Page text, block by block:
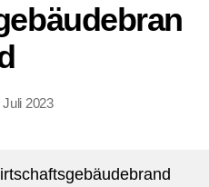
Juli 2023